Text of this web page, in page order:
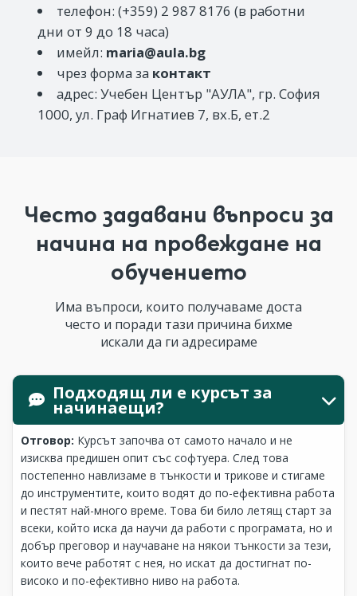
телефон: (+359) 2 987 8176 (в работни
дни от 9 до 18 часа)
имейл: maria@aula.bg
чрез форма за контакт
адрес: Учебен Център "АУЛА", гр. София
1000, ул. Граф Игнатиев 7, вх.Б, ет.2
Често задавани въпроси за
начина на провеждане на
обучението
Има въпроси, които получаваме доста
често и поради тази причина бихме
искали да ги адресираме
Подходящ ли е курсът за
начинаещи?
Отговор: Курсът започва от самото начало и не
изисква предишен опит със софтуера. След това
постепенно навлизаме в тънкости и трикове и стигаме
до инструментите, които водят до по-ефективна работа
и пестят най-много време. Това би било летящ старт за
всеки, който иска да научи да работи с програмата, но и
добър преговор и научаване на някои тънкости за тези,
които вече работят с нея, но искат да достигнат по-
високо и по-ефективно ниво на работа.